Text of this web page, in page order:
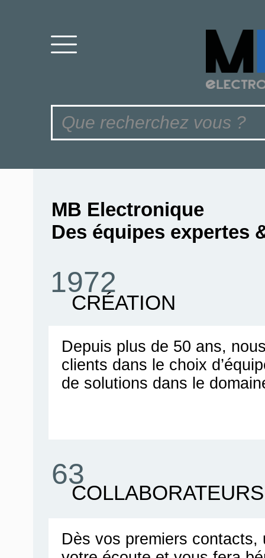
1972
MB Electronique
Des équipes expertes
63
CRÉATION
COLLABORATEURS
Dès vos premiers contacts,
Depuis plus de 50 ans,
clients dans le choix
de solutions dans le